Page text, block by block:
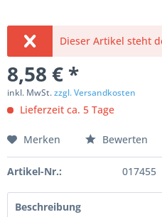
Dieser Artikel steht
8,58 € *
inkl. MwSt.zzgl. Versandkosten
Lieferzeit ca. 5 Tage
Merken Bewerten
Artikel-Nr.: 017455
Beschreibung